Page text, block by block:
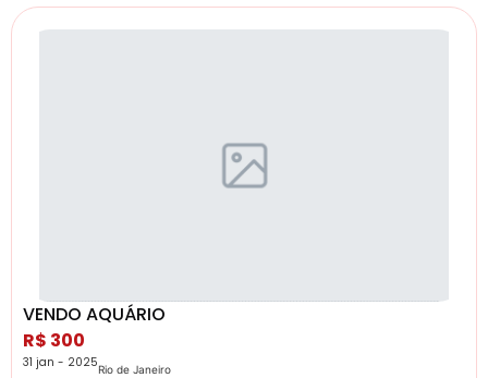
VENDO AQUÁRIO
R$ 300
31 jan - 2025Rio de Janeiro